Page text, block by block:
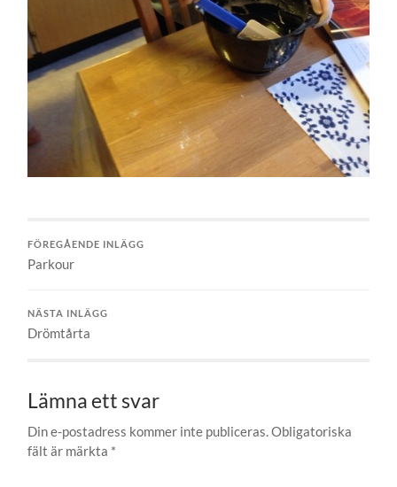
FÖREGÅENDE INLÄGG
Parkour
NÄSTA INLÄGG
Drömtårta
Lämna ett svar
Din e-postadress kommer inte publiceras.Obligatoriska
fält är märkta *